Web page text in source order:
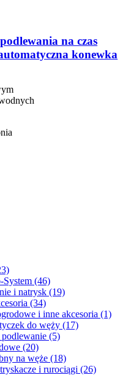
na czas
konewka
(46)
i natrysk (19)
(34)
i inne akcesoria (1)
do węży (17)
(5)
(20)
na węże (18)
i rurociągi (26)